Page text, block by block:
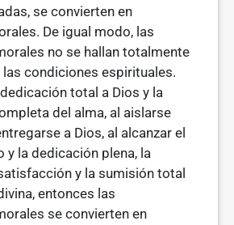
se convierten en
De igual modo, las
no se hallan totalmente
condiciones espirituales.
total a Dios y la
del alma, al aislarse
a Dios, al alcanzar el
y la dedicación plena, la
y la sumisión total
entonces las
se convierten en